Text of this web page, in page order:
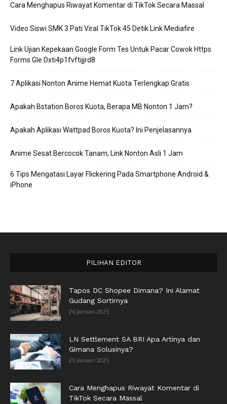
Cara Menghapus Riwayat Komentar di TikTok Secara Massal
Video Siswi SMK 3 Pati Viral TikTok 45 Detik Link Mediafire
Link Ujian Kepekaan Google Form Tes Untuk Pacar Cowok Https
Forms Gle Dxti4p1fvftijjrd8
7 Aplikasi Nonton Anime Hemat Kuota Terlengkap Gratis
Apakah Bstation Boros Kuota, Berapa MB Nonton 1 Jam?
Apakah Aplikasi Wattpad Boros Kuota? Ini Penjelasannya
Anime Sesat Bercocok Tanam, Link Nonton Asli 1 Jam
6 Tips Mengatasi Layar Flickering Pada Smartphone Android &
iPhone
PILIHAN EDITOR
Tapos DC Shopee Dimana? Ini Alamat
Gudang Sortirnya
26 Januari 2025
LN Settlement SA BRI Apa Artinya dan
Gimana Solusinya?
25 Januari 2025
Cara Menghapus Riwayat Komentar di
TikTok Secara Massal